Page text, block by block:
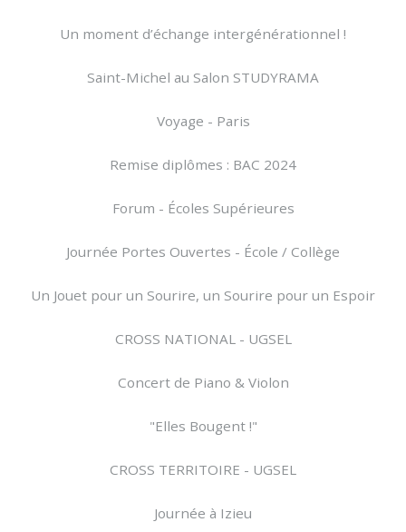
Un moment d’échange intergénérationnel !
Saint-Michel au Salon STUDYRAMA
Voyage - Paris
Remise diplômes : BAC 2024
Forum - Écoles Supérieures
Journée Portes Ouvertes - École / Collège
Un Jouet pour un Sourire, un Sourire pour un Espoir
CROSS NATIONAL - UGSEL
Concert de Piano & Violon
"Elles Bougent !"
CROSS TERRITOIRE - UGSEL
Journée à Izieu